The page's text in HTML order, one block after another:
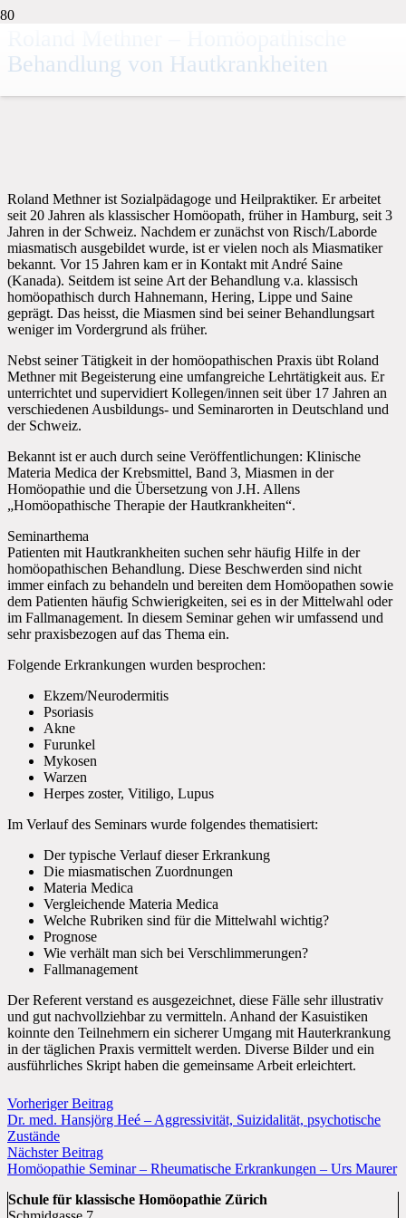
Behandlung von Hautkrankheiten
Roland Methner ist Sozialpädagoge und Heilpraktiker. Er arbeitet
seit 20 Jahren als klassischer Homöopath, früher in Hamburg, seit 3
Jahren in der Schweiz. Nachdem er zunächst von Risch/Laborde
miasmatisch ausgebildet wurde, ist er vielen noch als Miasmatiker
bekannt. Vor 15 Jahren kam er in Kontakt mit André Saine
(Kanada). Seitdem ist seine Art der Behandlung v.a. klassisch
homöopathisch durch Hahnemann, Hering, Lippe und Saine
geprägt. Das heisst, die Miasmen sind bei seiner Behandlungsart
weniger im Vordergrund als früher.
Nebst seiner Tätigkeit in der homöopathischen Praxis übt Roland
Methner mit Begeisterung eine umfangreiche Lehrtätigkeit aus. Er
unterrichtet und supervidiert Kollegen/innen seit über 17 Jahren an
verschiedenen Ausbildungs- und Seminarorten in Deutschland und
der Schweiz.
Bekannt ist er auch durch seine Veröffentlichungen: Klinische
Materia Medica der Krebsmittel, Band 3, Miasmen in der
Homöopathie und die Übersetzung von J.H. Allens
„Homöopathische Therapie der Hautkrankheiten“.
Seminarthema
Patienten mit Hautkrankheiten suchen sehr häufig Hilfe in der
homöopathischen Behandlung. Diese Beschwerden sind nicht
immer einfach zu behandeln und bereiten dem Homöopathen sowie
dem Patienten häufig Schwierigkeiten, sei es in der Mittelwahl oder
im Fallmanagement. In diesem Seminar gehen wir umfassend und
sehr praxisbezogen auf das Thema ein.
Folgende Erkrankungen wurden besprochen:
Ekzem/Neurodermitis
Psoriasis
Akne
Furunkel
Mykosen
Warzen
Herpes zoster, Vitiligo, Lupus
Im Verlauf des Seminars wurde folgendes thematisiert:
Der typische Verlauf dieser Erkrankung
Die miasmatischen Zuordnungen
Materia Medica
Vergleichende Materia Medica
Welche Rubriken sind für die Mittelwahl wichtig?
Prognose
Wie verhält man sich bei Verschlimmerungen?
Fallmanagement
Der Referent verstand es ausgezeichnet, diese Fälle sehr illustrativ
und gut nachvollziehbar zu vermitteln. Anhand der Kasuistiken
koinnte den Teilnehmern ein sicherer Umgang mit Hauterkrankung
in der täglichen Praxis vermittelt werden. Diverse Bilder und ein
ausführliches Skript haben die gemeinsame Arbeit erleichtert.
Vorheriger Beitrag
Dr. med. Hansjörg Heé – Aggressivität, Suizidalität, psychotische
Zustände
Nächster Beitrag
Homöopathie Seminar – Rheumatische Erkrankungen – Urs Maurer
Schule für klassische Homöopathie Zürich